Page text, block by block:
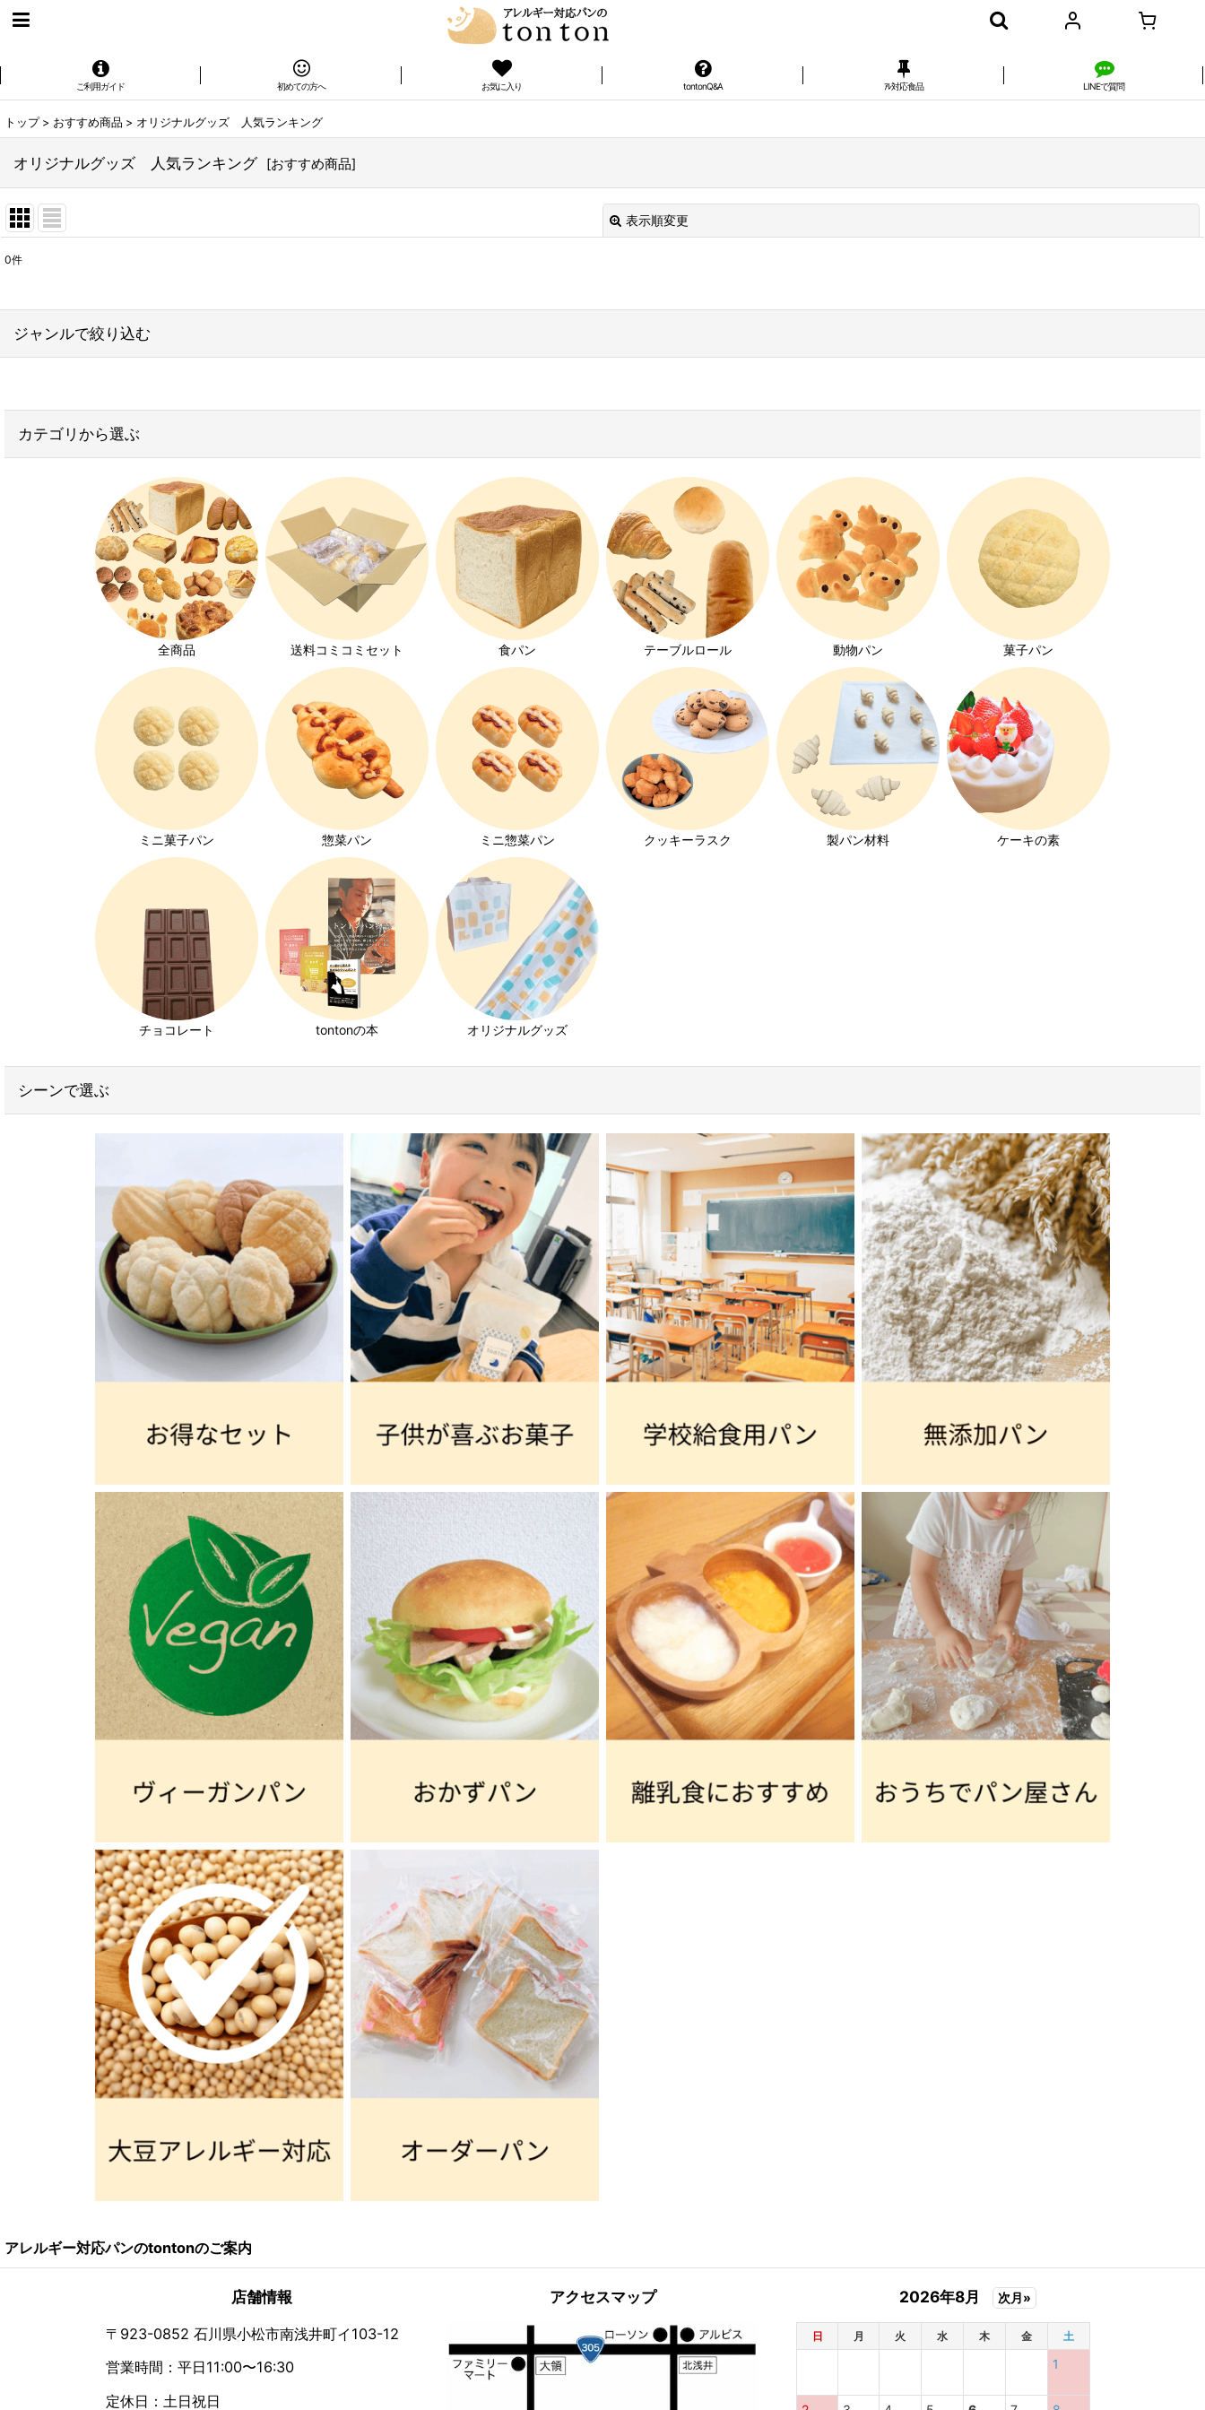
ご利用ガイド 初めての方へ お気に入り tontonQ&A ｱﾚ対応食品 LINEで質問
トップ > おすすめ商品 > オリジナルグッズ 人気ランキング
オリジナルグッズ 人気ランキング [おすすめ商品]
表示順変更
在庫あり
絞り込む
0件
ジャンルで絞り込む
子供が喜ぶお菓子
ヴィーガンパン
離乳食におすすめのパン
大豆アレルギー対応
キユーピーエッグケア特集
みんなの食卓ロースハム特集
ホイップクリーム特集
発芽玄米パン特集
カテゴリから選ぶ
全商品 送料コミコミセット 食パン テーブルロール 動物パン 菓子パン
ミニ菓子パン 惣菜パン ミニ惣菜パン クッキーラスク 製パン材料 ケーキの素
チョコレート tontonの本 オリジナルグッズ
シーンで選ぶ
アレルギー対応パンのtontonのご案内
店舗情報
〒923-0852 石川県小松市南浅井町イ103-12
営業時間：平日11:00〜16:30
定休日：土日祝日
アクセスマップ 2026年8月 次月»
日 月 火 水 木 金 土
1